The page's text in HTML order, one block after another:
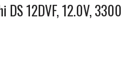
12DVF, 12.0V, 3300